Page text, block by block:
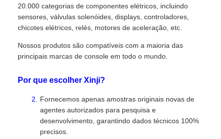
20.000 categorias de componentes elétricos, incluindo
sensores, válvulas solenóides, displays, controladores,
chicotes elétricos, relés, motores de aceleração, etc.
Nossos produtos são compatíveis com a maioria das
principais marcas de console em todo o mundo.
Por que escolher Xinji?
Fornecemos apenas amostras originais novas de
agentes autorizados para pesquisa e
desenvolvimento, garantindo dados técnicos 100%
precisos.